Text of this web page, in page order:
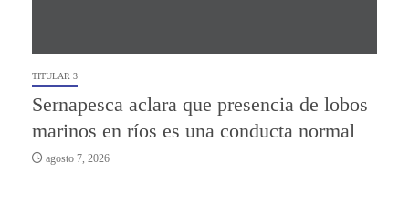
TITULAR 3
Sernapesca aclara que presencia de lobos
marinos en ríos es una conducta normal
agosto 7, 2026